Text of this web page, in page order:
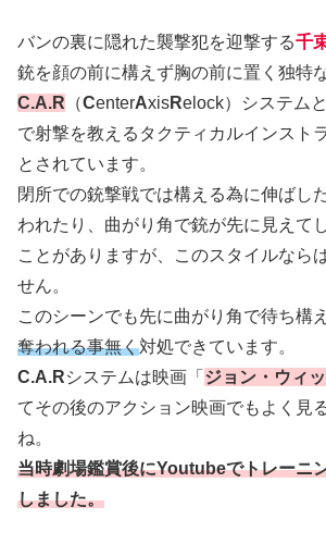
バンの裏に隠れた襲撃犯を迎撃する千
銃を顔の前に構えず胸の前に置く独特
C.A.R （CenterAxisRelock）システム
で射撃を教えるタクティカルインスト
とされています。
閉所での銃撃戦では構える為に伸ばし
われたり、曲がり角で銃が先に見えて
ことがありますが、このスタイルなら
せん。
このシーンでも先に曲がり角で待ち構
奪われる事無く対処できています。
C.A.Rシステムは映画「 ジョン・ウィ
てその後のアクション映画でもよく見
ね。
当時劇場鑑賞後にYoutubeでトレーニ
しました。